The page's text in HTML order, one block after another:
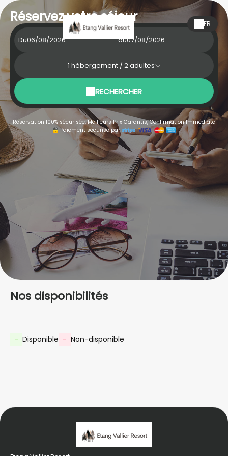
FR
Réservez votre séjour
Du au
1 hébergement /2adultes
RECHERCHER
Réservation 100% sécurisée, Meilleurs Prix Garantis, Confirmation Immédiate
Paiement sécurisé par
Nos disponibilités
- Disponible - Non-disponible